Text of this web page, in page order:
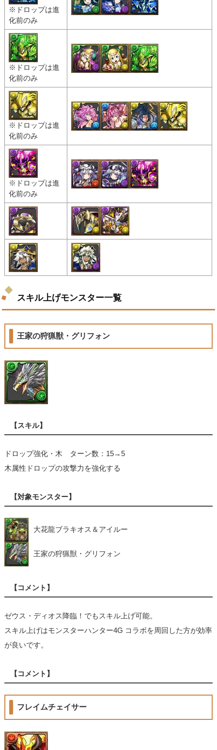
※ドロップは進
化前のみ
※ドロップは進
化前のみ
※ドロップは進
化前のみ
※ドロップは進
化前のみ
スキル上げモンスター一覧
王家の狩猟獣・グリフォン
【スキル】
ドロップ強化・木 ターン数：15→5
木属性ドロップの攻撃力を強化する
【対象モンスター】
大花龍ブラキオス＆アイルー
王家の狩猟獣・グリフォン
【コメント】
ゼウス・ディオス降臨！でもスキル上げ可能。
スキル上げはモンスターハンター4G コラボを周回した方が効率
が良いです。
【コメント】
フレイムチェイサー